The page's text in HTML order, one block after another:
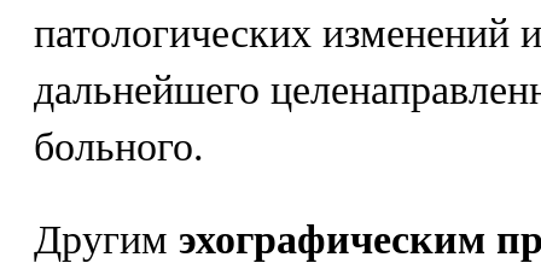
патологических изменений
дальнейшего
больного.
Другим эхографическим